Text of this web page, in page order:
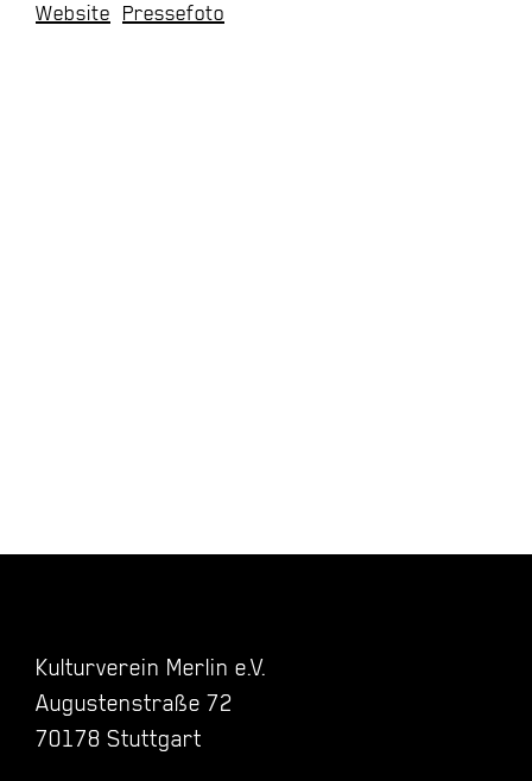
Website Pressefoto
Kulturverein Merlin e.V.
Augustenstraße 72
70178 Stuttgart